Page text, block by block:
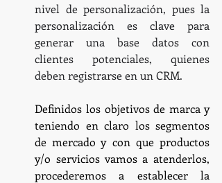
nivel de personalización, pues la
personalización es clave para
generar una base datos con
clientes potenciales, quienes
deben registrarse en un CRM.
Definidos los objetivos de marca y
teniendo en claro los segmentos
de mercado y con que productos
y/o servicios vamos a atenderlos,
procederemos a establecer la